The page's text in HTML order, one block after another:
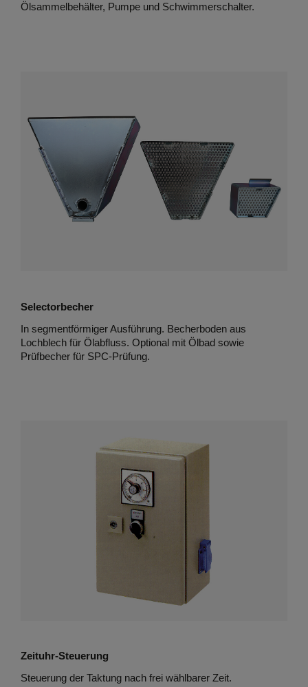
Ölsammelbehälter, Pumpe und Schwimmerschalter.
Selectorbecher
In segmentförmiger Ausführung. Becherboden aus
Lochblech für Ölabfluss. Optional mit Ölbad sowie
Prüfbecher für SPC-Prüfung.
Zeituhr-Steuerung
Steuerung der Taktung nach frei wählbarer Zeit.